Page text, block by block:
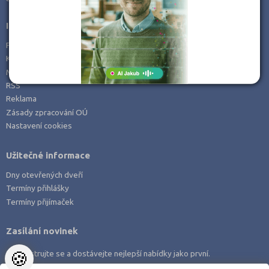
Informace
Prohlášení o přístupnosti
Kontakt
Mapa serveru
RSS
Reklama
Zásady zpracování OÚ
Nastavení cookies
Užitečné informace
Dny otevřených dveří
Termíny přihlášky
Termíny přijímaček
Zasílání novinek
Zaregistrujte se a dostávejte nejlepší nabídky jako první.
🍪